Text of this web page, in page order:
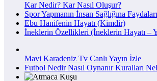
Kar Nedir? Kar Nasıl Oluşur?
Spor Yapmanın İnsan Sağlığına Faydaları
Ebu Hanifenin Hayatı (Kimdir)
İneklerin Özellikleri (İneklerin Hayatı –
Mavi Karadeniz Tv Canlı Yayın İzle
Futbol Nedir Nasıl Oynanır Kuralları